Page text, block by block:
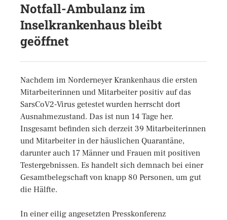
Notfall-Ambulanz im
Inselkrankenhaus bleibt
geöffnet
Nachdem im Norderneyer Krankenhaus die ersten
Mitarbeiterinnen und Mitarbeiter positiv auf das
SarsCoV2-Virus getestet wurden herrscht dort
Ausnahmezustand. Das ist nun 14 Tage her.
Insgesamt befinden sich derzeit 39 Mitarbeiterinnen
und Mitarbeiter in der häuslichen Quarantäne,
darunter auch 17 Männer und Frauen mit positiven
Testergebnissen. Es handelt sich demnach bei einer
Gesamtbelegschaft von knapp 80 Personen, um gut
die Hälfte.
In einer eilig angesetzten Presskonferenz